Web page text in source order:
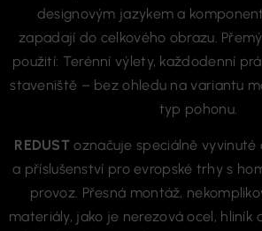
designovým jazykem a
zapadají do celkového obrazu.
použití: Terénní výlety, každodenní
staveniště – bez ohledu na variantu
typ pohonu.
REDUST označuje speciálně
a příslušenství pro evropské trhy s
provoz. Přesná montáž,
materiály, jako je nerezová ocel, hliník